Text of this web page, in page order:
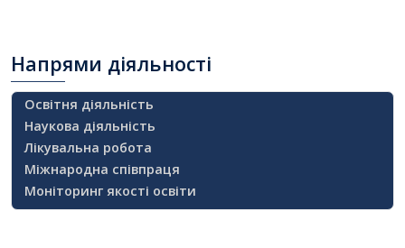
Напрями діяльності
Освітня діяльність
Наукова діяльність
Лікувальна робота
Міжнародна співпраця
Моніторинг якості освіти